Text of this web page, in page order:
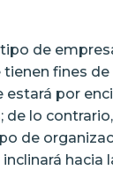
de
fines de
por
de lo
de
hacia